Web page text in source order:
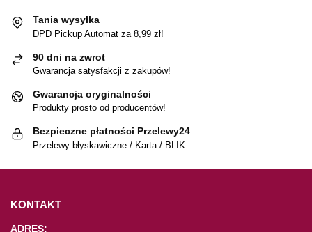
Tania wysyłka
DPD Pickup Automat za 8,99 zł!
90 dni na zwrot
Gwarancja satysfakcji z zakupów!
Gwarancja oryginalności
Produkty prosto od producentów!
Bezpieczne płatności Przelewy24
Przelewy błyskawiczne / Karta / BLIK
KONTAKT
ADRES: